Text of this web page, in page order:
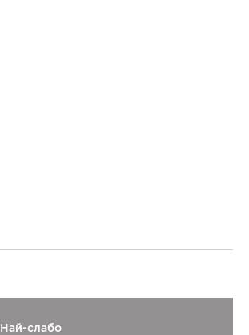
Най-слабо